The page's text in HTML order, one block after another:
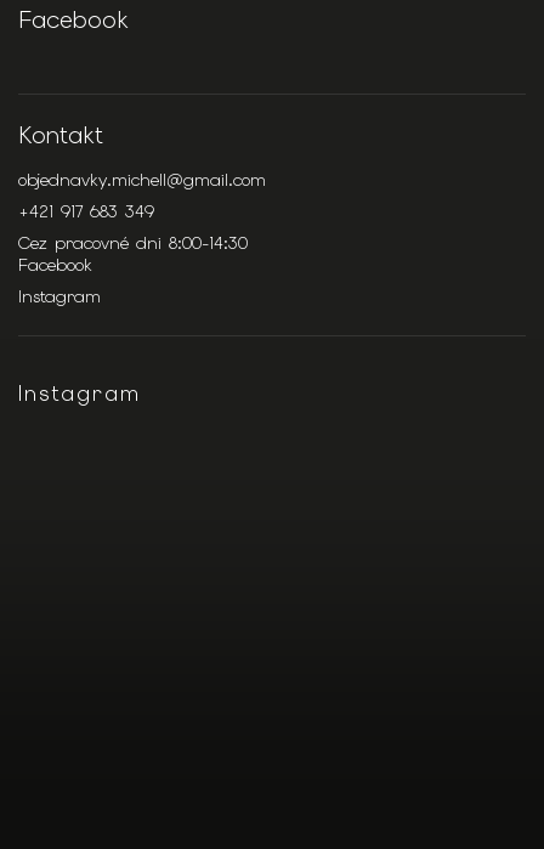
Facebook
Kontakt
objednavky.michell@gmail.com
+421 917 683 349
Cez pracovné dni 8:00-14:30
Facebook
Instagram
Instagram